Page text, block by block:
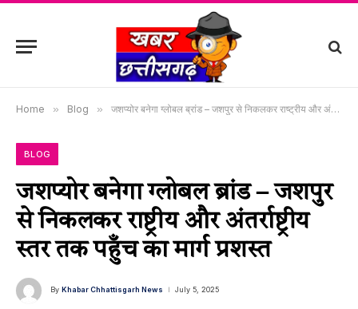
Home » Blog » जशप्योर बनेगा ग्लोबल ब्रांड – जशपुर से निकलकर राष्ट्रीय और अंतर्राष्ट्रीय स्तर तक पहुँच का मार्ग प्रशस्त
BLOG
जशप्योर बनेगा ग्लोबल ब्रांड – जशपुर
से निकलकर राष्ट्रीय और अंतर्राष्ट्रीय
स्तर तक पहुँच का मार्ग प्रशस्त
By Khabar Chhattisgarh News July 5, 2025